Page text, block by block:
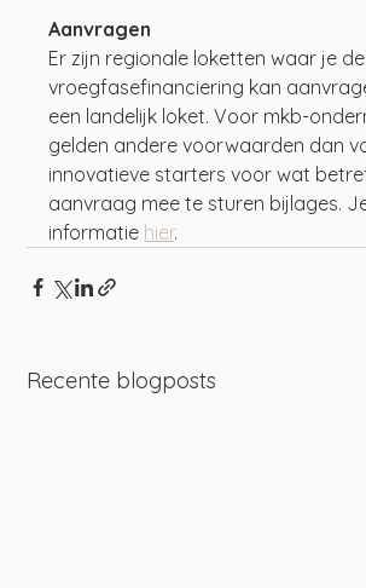
Aanvragen
Er zijn regionale loketten waar je de
vroegfasefinanciering kan
een landelijk loket. Voor mkb-
gelden andere voorwaarden dan
innovatieve starters voor wat
aanvraag mee te sturen bijlages.
informatie hier.
Recente blogposts